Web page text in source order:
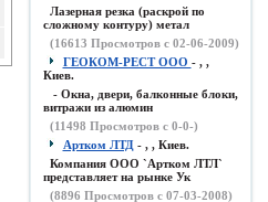
Лазерная резка (раскрой по
сложному контуру) метал
(16613 Просмотров с 02-06-2009)
ГЕОКОМ-РЕСТ ООО - , ,
Киев.
- Окна, двери, балконные блоки,
витражи из алюмин
(11498 Просмотров с 0-0-)
Артком ЛТД- , , Киев.
Компания ООО `Артком ЛТЛ`
представляет на рынке Ук
(8896 Просмотров с 07-03-2008)